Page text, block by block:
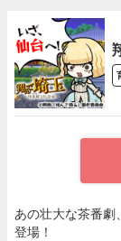
あの壮大な茶番劇
登場！